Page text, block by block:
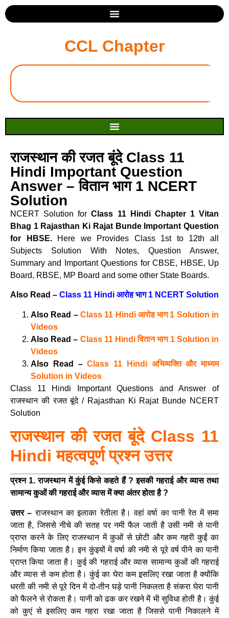
CCL Chapter
राजस्थान की रजत बूंदे Class 11
Hindi Important Question
Answer – वितान भाग 1 NCERT
Solution
NCERT Solution forClass 11 Hindi Chapter 1 Vitan
Bhag 1 Rajasthan Ki Rajat Bunde Important Question
for HBSE.
Here we Provides Class 1st to 12th all
Subjects Solution With Notes, Question Answer,
Summary and Important Questions for CBSE, HBSE, Up
Board, RBSE, MP Board and some other State Boards.
Also Read – Class 11 Hindi आरोह भाग 1 NCERT Solution
Also Read – Class 11 Hindi आरोह भाग 1 Solution in
Videos
Also Read – Class 11 Hindi वितान भाग 1 Solution in
Videos
Also Read –Class 11 Hindi अभिव्यक्ति और माध्यम
Solution in Videos
Class 11 Hindi Important Questions and Answer of
राजस्थान की रजत बूंदे / Rajasthan Ki Rajat Bunde NCERT
Solution
राजस्थान की रजत बूंदे Class 11
Hindi महत्वपूर्ण प्रश्न उत्तर
प्रश्न 1. राजस्थान में कुंई किसे कहते हैं ? इसकी गहराई और व्यास तथा
सामान्य कुओं की गहराई और व्यासमें क्या अंतर होता है ?
उत्तर – राजस्थान का इलाका रेतीला है। वहां वर्षा का पानी रेत में समा
जाता है, जिससे नीचे की सतह पर नमी फैल जाती है उसी नमी से पानी
प्राप्त करने के लिए राजस्थान में कुओं से छोटी और कम गहरी कुईं का
निर्माण किया जाता है। इन कुंइयों में वर्षा की नमी से पूरे वर्ष पीने का पानी
प्राप्त किया जाता है। कुई की गहराई और व्यास सामान्य कुओं की गहराई
और व्यास से कम होता है। कुंई का घेरा कम इसलिए रखा जाता है क्योंकि
धरती की नमी से पूरे दिन में दो-तीन घड़े पानी निकलता है संकरा घेरा पानी
को फैलने से रोकता है। पानी को ढक कर रखने में भी सुविधा होती है। कुंई
को कुएं से इसलिए कम गहरा रखा जाता है जिससे पानी निकालने में